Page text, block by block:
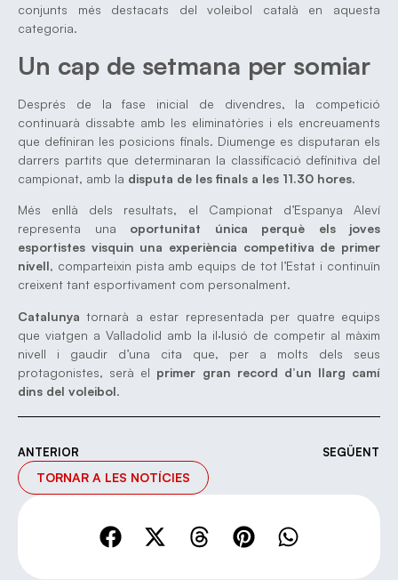
conjunts més destacats del voleibol català en aquesta
categoria.
Un cap de setmana per somiar
Després de la fase inicial de divendres, la competició
continuarà dissabte amb les eliminatòries i els encreuaments
que definiran les posicions finals. Diumenge es disputaran els
darrers partits que determinaran la classificació definitiva del
campionat, amb la disputa de les finals a les 11.30 hores.
Més enllà dels resultats, el Campionat d’Espanya Aleví
representa una oportunitat única perquè els joves
esportistes visquin una experiència competitiva de primer
nivell, comparteixin pista amb equips de tot l’Estat i continuïn
creixent tant esportivament com personalment.
Catalunya tornarà a estar representada per quatre equips
que viatgen a Valladolid amb la il·lusió de competir al màxim
nivell i gaudir d’una cita que, per a molts dels seus
protagonistes, serà el primer gran record d’un llarg camí
dins del voleibol.
ANTERIOR SEGÜENT
TORNAR A LES NOTÍCIES